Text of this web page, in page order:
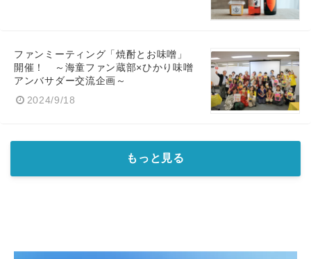
ファンミーティング「焼酎とお味噌」
開催！ ～海童ファン蔵部×ひかり味噌
アンバサダー交流企画～
2024/9/18
もっと見る